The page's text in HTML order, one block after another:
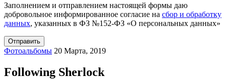
Заполнением и отправлением настоящей формы даю
добровольное информированное согласие на сбор и обработку
данных, указанных в ФЗ №152-ФЗ «О персональных данных»
Фотоальбомы 20 Марта, 2019
Following Sherlock